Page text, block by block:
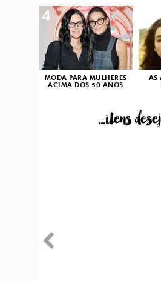
MODA PARA MULHERES
ACIMA DOS 50 ANOS
4
AS
...itens